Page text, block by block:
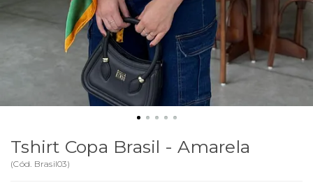
Tshirt Copa Brasil - Amarela
(Cód. Brasil03)